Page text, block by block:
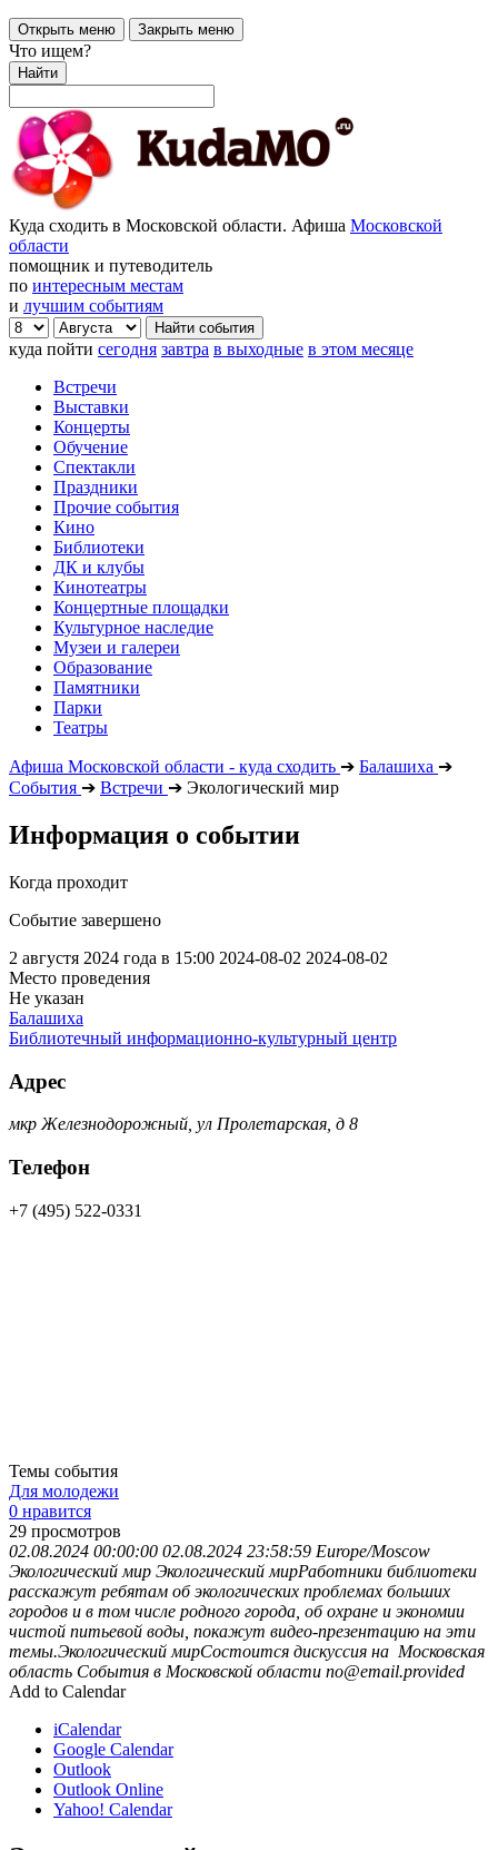
Открыть меню Закрыть меню
Что ищем?
Найти
Куда сходить в Московской области. Афиша Московской
области
помощник и путеводитель
по интересным местам
и лучшим событиям
куда пойти сегодня завтра в выходные в этом месяце
Встречи
Выставки
Концерты
Обучение
Спектакли
Праздники
Прочие события
Кино
Библиотеки
ДК и клубы
Кинотеатры
Концертные площадки
Культурное наследие
Музеи и галереи
Образование
Памятники
Парки
Театры
Афиша Московской области - куда сходить ➔ Балашиха ➔
События ➔ Встречи ➔ Экологический мир
Информация о событии
Когда проходит
Событие завершено
2 августя 2024 года в 15:00 2024-08-02 2024-08-02
Место проведения
Не указан
Балашиха
Библиотечный информационно-культурный центр
Адрес
мкр Железнодорожный, ул Пролетарская, д 8
Телефон
+7 (495) 522-0331
Темы события
Для молодежи
0 нравится
29 просмотров
02.08.2024 00:00:00 02.08.2024 23:58:59 Europe/Moscow
Экологический мир Экологический мирРаботники библиотеки
расскажут ребятам об экологических проблемах больших
городов и в том числе родного города, об охране и экономии
чистой питьевой воды, покажут видео-презентацию на эти
темы.Экологический мирСостоится дискуссия на Московская
область События в Московской области no@email.provided
Add to Calendar
iCalendar
Google Calendar
Outlook
Outlook Online
Yahoo! Calendar